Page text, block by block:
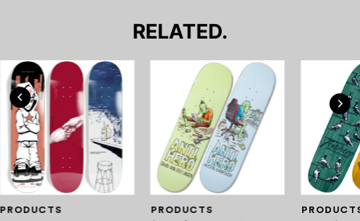
RELATED.
PRODUCTS PRODUCTS